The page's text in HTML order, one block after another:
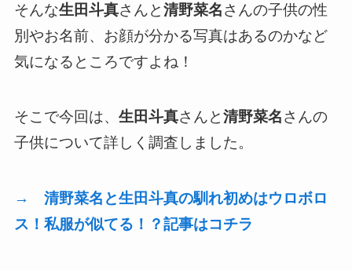
そんな生田斗真さんと清野菜名さんの子供の性
別やお名前、お顔が分かる写真はあるのかなど
気になるところですよね！
そこで今回は、 生田斗真さんと清野菜名さんの
子供について詳しく調査しました。
→ 清野菜名と生田斗真の馴れ初めはウロボロ
ス！私服が似てる！？記事はコチラ